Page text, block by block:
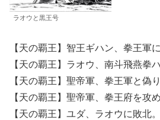
ラオウと黒王号
【天の覇王】智王ギハン、拳王軍に
【天の覇王】ラオウ、南斗飛燕拳
【天の覇王】聖帝軍、拳王軍と偽
【天の覇王】聖帝軍、拳王府を攻め
【天の覇王】ユダ、ラオウに敗北。